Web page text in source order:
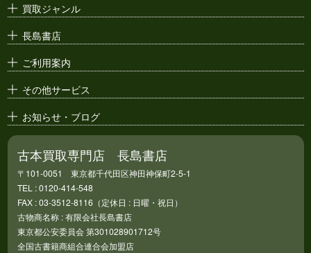
買取ジャンル
長島書店
ご利用案内
その他サービス
お知らせ・ブログ
古本買取専門店 長島書店
〒101-0051 東京都千代田区神田神保町2-5-1
TEL : 0120-414-548
FAX : 03-3512-8116（定休日 : 日曜・祝日）
古物商名称 : 有限会社長島書店
東京都公安委員会 第301028901712号
全国古書籍商組合連合会加盟店